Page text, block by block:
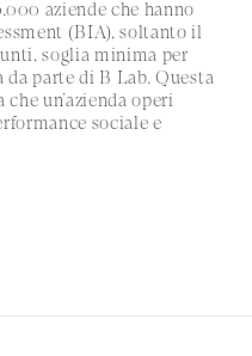
aziende che hanno
(BIA), soltanto il
soglia minima per
parte di B Lab. Questa
un’azienda operi
sociale e